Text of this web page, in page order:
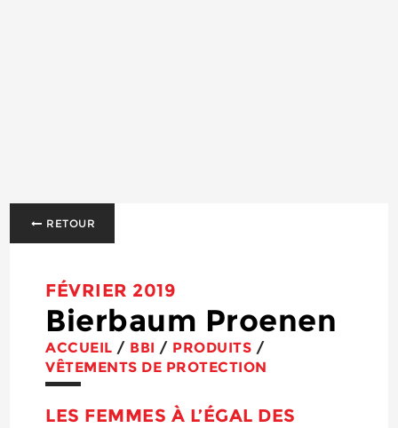
RETOUR
FÉVRIER 2019
Bierbaum Proenen
ACCUEIL / BBI / PRODUITS /
VÊTEMENTS DE PROTECTION
LES FEMMES À L’ÉGAL DES